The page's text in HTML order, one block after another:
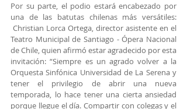
Por su parte, el podio estará encabezado por
una de las batutas chilenas más versátiles:
Christian Lorca Ortega, director asistente en el
Teatro Municipal de Santiago - Ópera Nacional
de Chile, quien afirmó estar agradecido por esta
invitación: “Siempre es un agrado volver a la
Orquesta Sinfónica Universidad de La Serena y
tener el privilegio de abrir una nueva
temporada, lo hace tener una cierta ansiedad
porque llegue el día. Compartir con colegas y el